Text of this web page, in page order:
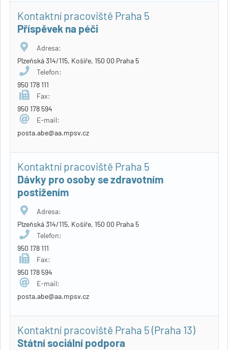
Kontaktní pracoviště Praha 5
Příspěvek na péči
Adresa:
Plzeňská 314/115, Košíře, 150 00 Praha 5
Telefon:
950 178 111
Fax:
950 178 594
E-mail:
posta.abe@aa.mpsv.cz
Kontaktní pracoviště Praha 5
Dávky pro osoby se zdravotním
postižením
Adresa:
Plzeňská 314/115, Košíře, 150 00 Praha 5
Telefon:
950 178 111
Fax:
950 178 594
E-mail:
posta.abe@aa.mpsv.cz
Kontaktní pracoviště Praha 5 (Praha 13)
Státní sociální podpora